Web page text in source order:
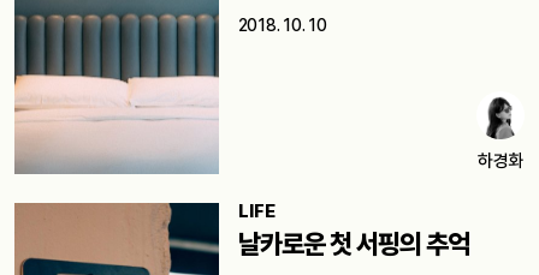
2018. 10. 10
하경화
LIFE
날카로운 첫 서핑의 추억